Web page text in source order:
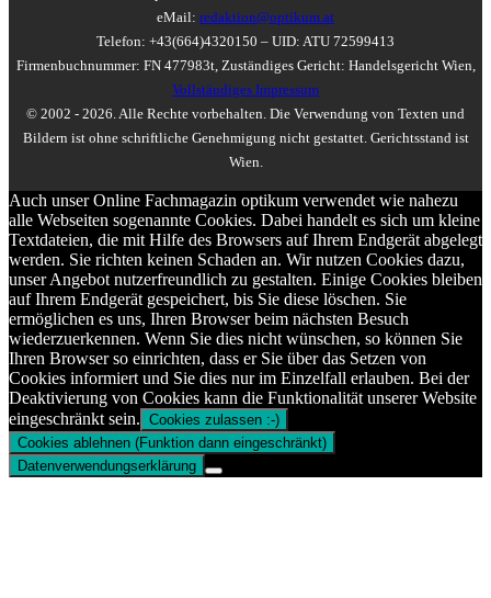
eMail: redaktion@optikum.at
Telefon: +43(664)4320150 – UID: ATU 72599413
Firmenbuchnummer: FN 477983t, Zuständiges Gericht: Handelsgericht Wien,
Vollständiges Impressum
© 2002 - 2026. Alle Rechte vorbehalten. Die Verwendung von Texten und
Bildern ist ohne schriftliche Genehmigung nicht gestattet. Gerichtsstand ist
Wien.
Auch unser Online Fachmagazin optikum verwendet wie nahezu
alle Webseiten sogenannte Cookies. Dabei handelt es sich um kleine
Textdateien, die mit Hilfe des Browsers auf Ihrem Endgerät abgelegt
werden. Sie richten keinen Schaden an. Wir nutzen Cookies dazu,
unser Angebot nutzerfreundlich zu gestalten. Einige Cookies bleiben
auf Ihrem Endgerät gespeichert, bis Sie diese löschen. Sie
ermöglichen es uns, Ihren Browser beim nächsten Besuch
wiederzuerkennen. Wenn Sie dies nicht wünschen, so können Sie
Ihren Browser so einrichten, dass er Sie über das Setzen von
Cookies informiert und Sie dies nur im Einzelfall erlauben. Bei der
Deaktivierung von Cookies kann die Funktionalität unserer Website
eingeschränkt sein. Cookies zulassen :-)
Cookies ablehnen (Funktion dann eingeschränkt)
Datenverwendungserklärung